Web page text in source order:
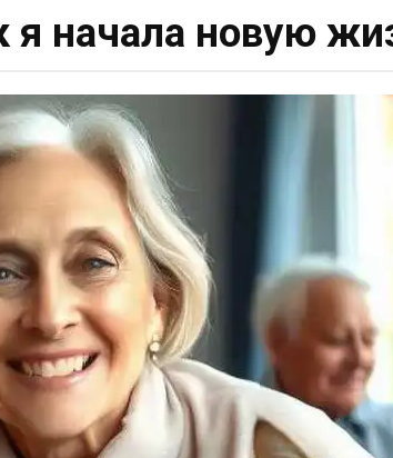
я начала новую